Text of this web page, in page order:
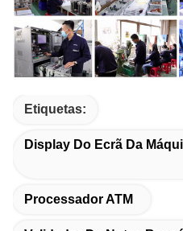
Etiquetas:
Display Do Ecrã Da
Processador ATM